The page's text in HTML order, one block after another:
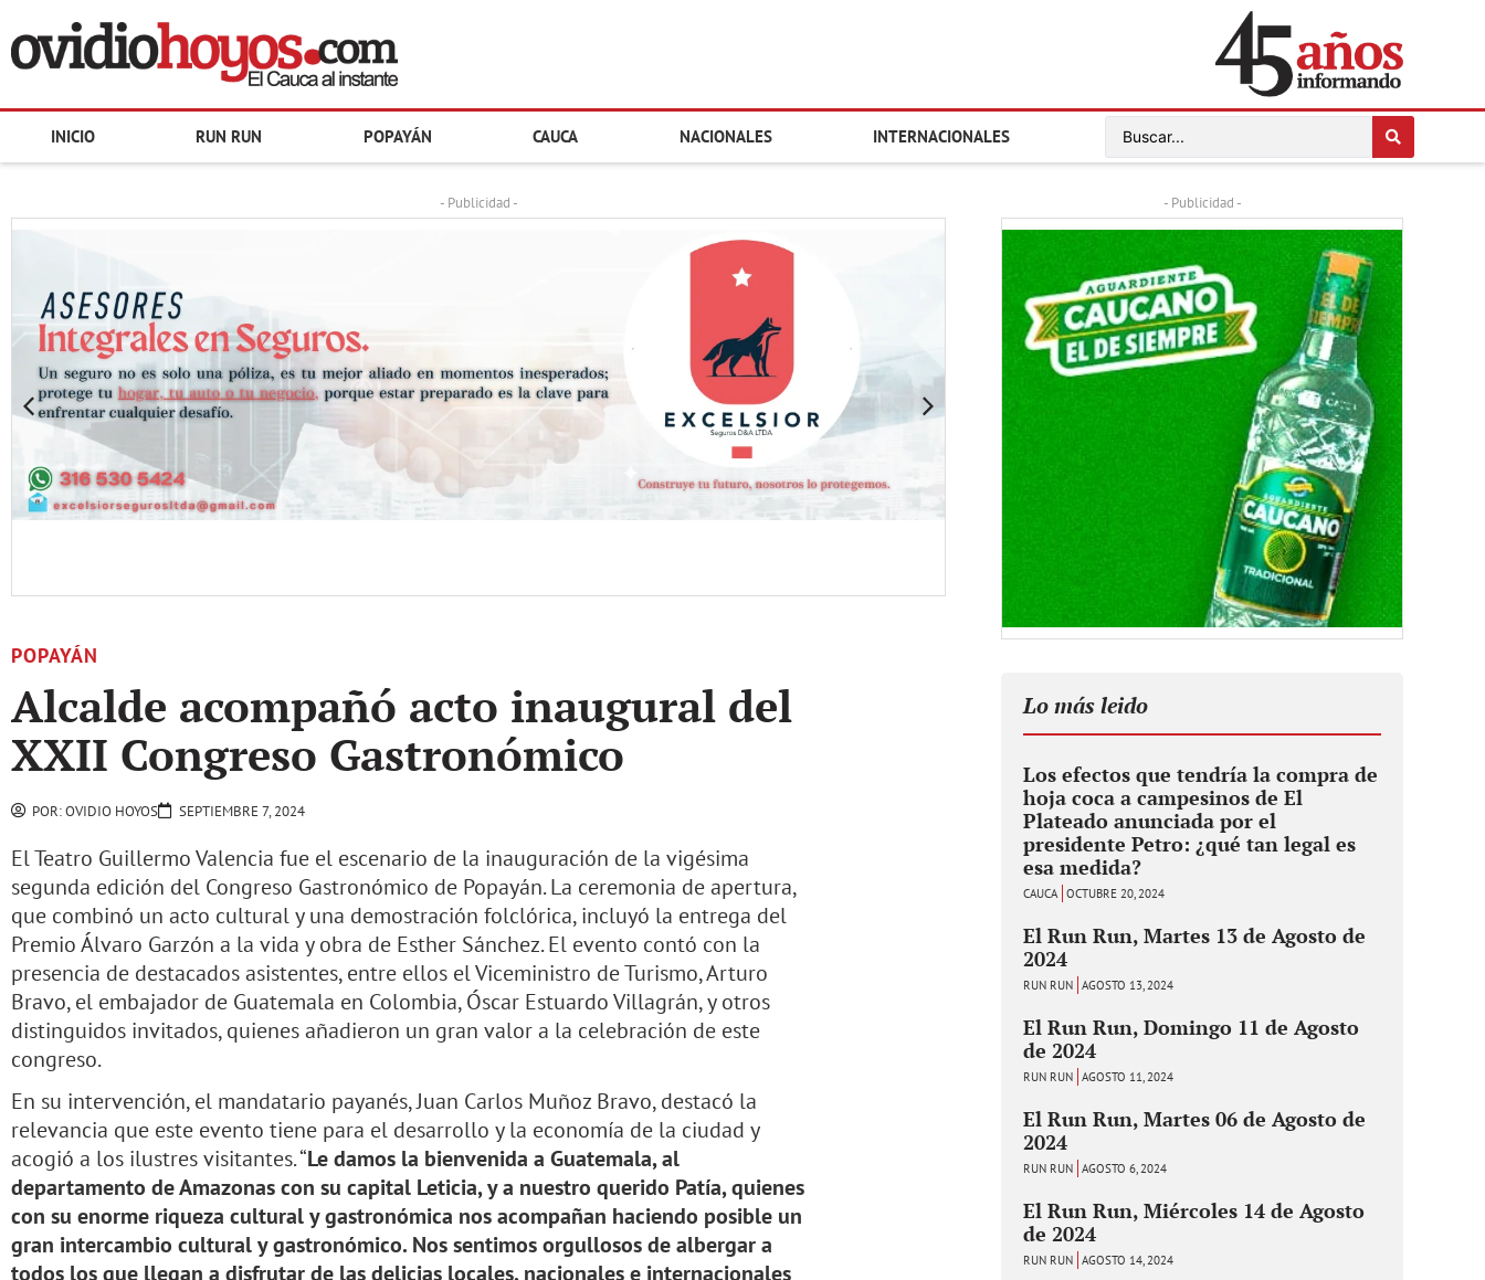
INICIO RUN RUN POPAYÁN CAUCA NACIONALES INTERNACIONALES
- Publicidad -
POPAYÁN
Alcalde acompañó acto inaugural del
XXII Congreso Gastronómico
POR:OVIDIO HOYOS SEPTIEMBRE 7, 2024
El Teatro Guillermo Valencia fue el escenario de la inauguración de la vigésima
segunda edición del Congreso Gastronómico de Popayán. La ceremonia de apertura,
que combinó un acto cultural y una demostración folclórica, incluyó la entrega del
Premio Álvaro Garzón a la vida y obra de Esther Sánchez. El evento contó con la
presencia de destacados asistentes, entre ellos el Viceministro de Turismo, Arturo
Bravo, el embajador de Guatemala en Colombia, Óscar Estuardo Villagrán, y otros
distinguidos invitados, quienes añadieron un gran valor a la celebración de este
congreso.
En su intervención, el mandatario payanés, Juan Carlos Muñoz Bravo, destacó la
relevancia que este evento tiene para el desarrollo y la economía de la ciudad y
acogió a los ilustres visitantes. “Le damos la bienvenida a Guatemala, al
departamento de Amazonas con su capital Leticia, y a nuestro querido Patía, quienes
con su enorme riqueza cultural y gastronómica nos acompañan haciendo posible un
gran intercambio cultural y gastronómico. Nos sentimos orgullosos de albergar a
todos los que llegan a disfrutar de las delicias locales, nacionales e internacionales
- Publicidad -
Lo más leido
Los efectos que tendría la compra de
hoja coca a campesinos de El
Plateado anunciada por el
presidente Petro: ¿qué tan legal es
esa medida?
CAUCA OCTUBRE 20, 2024
El Run Run, Martes 13 de Agosto de
2024
RUN RUN AGOSTO 13, 2024
El Run Run, Domingo 11 de Agosto
de 2024
RUN RUN AGOSTO 11, 2024
El Run Run, Martes 06 de Agosto de
2024
RUN RUN AGOSTO 6, 2024
El Run Run, Miércoles 14 de Agosto
de 2024
RUN RUN AGOSTO 14, 2024